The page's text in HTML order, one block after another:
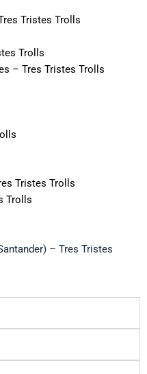
Tristes Trolls
Trolls
– Tres Tristes Trolls
Tristes Trolls
Trolls
– Tres Tristes